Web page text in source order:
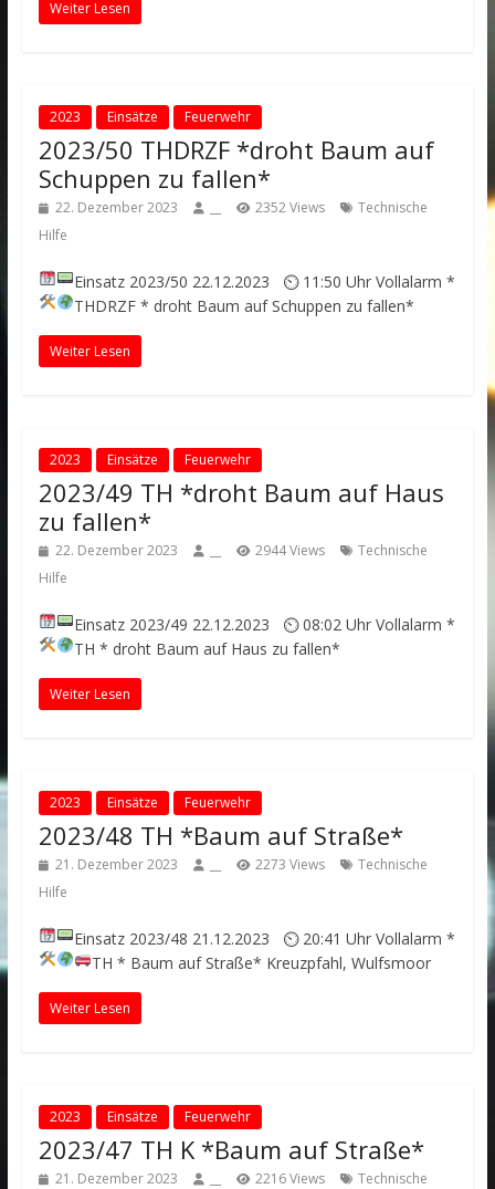
Weiter Lesen
2023 Einsätze Feuerwehr
2023/50 THDRZF *droht Baum auf
Schuppen zu fallen*
22. Dezember 2023 2352 Views
Technische
Hilfe
Einsatz 2023/50 22.12.2023 ⏲ 11:50 Uhr Vollalarm *
THDRZF * droht Baum auf Schuppen zu fallen*
Weiter Lesen
2023 Einsätze Feuerwehr
2023/49 TH *droht Baum auf Haus
zu fallen*
22. Dezember 2023 2944 Views
Technische
Hilfe
Einsatz 2023/49 22.12.2023 ⏲ 08:02 Uhr Vollalarm *
TH * droht Baum auf Haus zu fallen*
Weiter Lesen
2023 Einsätze Feuerwehr
2023/48 TH *Baum auf Straße*
21. Dezember 2023 2273 Views
Technische
Hilfe
Einsatz 2023/48 21.12.2023 ⏲ 20:41 Uhr Vollalarm *
TH * Baum auf Straße* Kreuzpfahl, Wulfsmoor
Weiter Lesen
2023 Einsätze Feuerwehr
2023/47 TH K *Baum auf Straße*
21. Dezember 2023 2216 Views
Technische